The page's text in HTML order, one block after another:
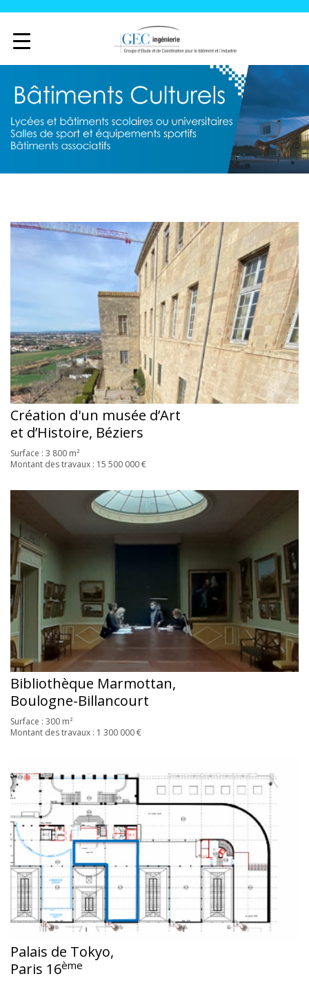
Création d'un musée d’Art
et d’Histoire, Béziers
Surface : 3 800 m²
Montant des travaux : 15 500 000 €
Bibliothèque Marmottan,
Boulogne-Billancourt
Surface : 300 m²
Montant des travaux : 1 300 000 €
Palais de Tokyo,
Paris 16ème